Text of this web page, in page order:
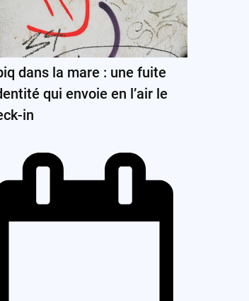
dans la mare : une fuite
qui envoie en l’air le
in